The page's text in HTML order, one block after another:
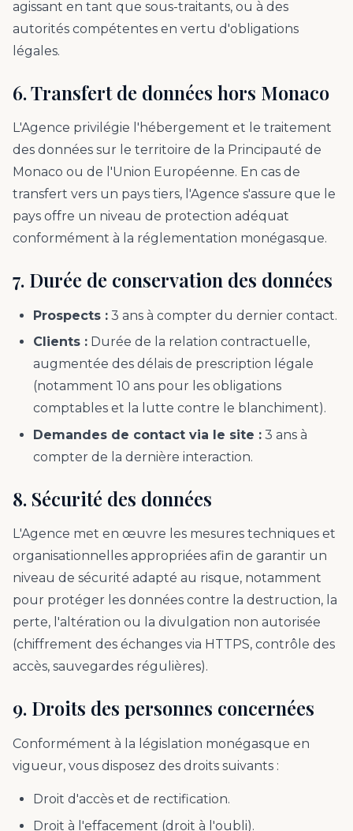
agissant en tant que sous-traitants, ou à des
autorités compétentes en vertu d'obligations
légales.
6. Transfert de données hors Monaco
L'Agence privilégie l'hébergement et le traitement
des données sur le territoire de la Principauté de
Monaco ou de l'Union Européenne. En cas de
transfert vers un pays tiers, l'Agence s'assure que le
pays offre un niveau de protection adéquat
conformément à la réglementation monégasque.
7. Durée de conservation des données
Prospects :3 ans à compter du dernier contact.
Clients :Durée de la relation contractuelle,
augmentée des délais de prescription légale
(notamment 10 ans pour les obligations
comptables et la lutte contre le blanchiment).
Demandes de contact via le site :3 ans à
compter de la dernière interaction.
8. Sécurité des données
L'Agence met en œuvre les mesures techniques et
organisationnelles appropriées afin de garantir un
niveau de sécurité adapté au risque, notamment
pour protéger les données contre la destruction, la
perte, l'altération ou la divulgation non autorisée
(chiffrement des échanges via HTTPS, contrôle des
accès, sauvegardes régulières).
9. Droits des personnes concernées
Conformément à la législation monégasque en
vigueur, vous disposez des droits suivants :
Droit d'accès et de rectification.
Droit à l'effacement (droit à l'oubli).